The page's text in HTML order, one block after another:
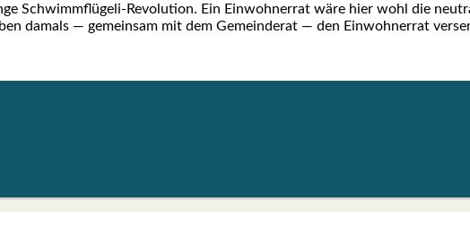
Schwimm­flü­ge­li-Revo­lu­ti­on. Ein Ein­woh­ner­rat wäre hier wohl die
damals — gemein­sam mit dem Gemein­de­rat — den Ein­woh­ner­rat